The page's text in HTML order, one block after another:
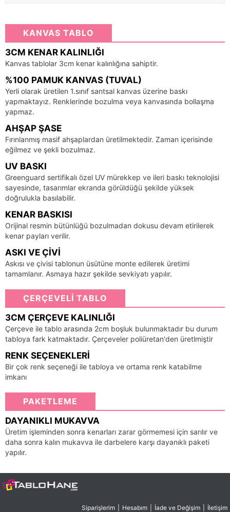
KANVAS TABLO
3CM KENAR KALINLIĞI
Kanvas tablolar 3cm kenar kalınlığına sahiptir.
%100 PAMUK KANVAS (TUVAL)
Yerli olarak üretilen 1.sınıf santsal kanvas üzerine baskı
yapmaktayız. Renklerinde bozulma veya kanvasında bollaşma
yapmaz.
AHŞAP ŞASE
Fırınlanmış masif ahşaplardan üretilmektedir. Zaman içerisinde
eğilmez ve şekli bozulmaz.
UV BASKI
Greenguard sertifikalı özel UV mürekkep ve ileri baskı teknolojisi
sayesinde, tasarımlar ekranda görüldüğü şekilde yüksek
doğrulukla basılabilir.
KENAR BASKISI
Orijinal resmin bütünlüğü bozulmadan dokusu devam etirilerek
kenar payları verilir.
ASKI VE ÇIVI
Askısı ve çivisi tablonun üsütüne monte edilerek üretimi
tamamlanır. Asmaya hazır şekilde sevkiyatı yapılır.
ÇERÇEVELİ TABLO
3CM ÇERÇEVE KALINLIĞI
Çerçeve ile tablo arasında 2cm boşluk bulunmaktadır bu durum
tabloya fark katmaktadır. Çerçeveler poliüretan'den üretlmiştir
RENK SEÇENEKLERI
Bir çok renk seçeneği ile tabloya ve ortama renk katabilme
imkanı
PAKETLEME
DAYANIKLI MUKAVVA
Üretim işleminden sonra kenarları zarar görmemesi için sarılır ve
daha sonra kalın mukavva ile darbelere karşı dayanıklı paketi
yapılır.
Siparişlerim Hesabım İade ve Değişim İletişim